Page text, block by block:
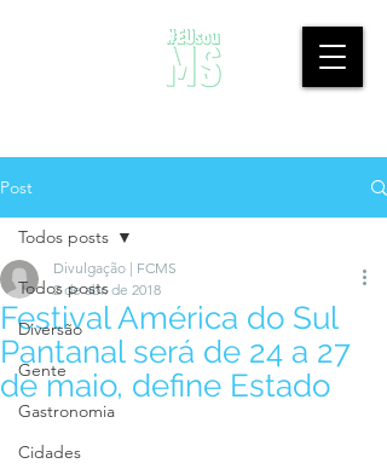
Post
Todos posts
Diversão
Gente
Gastronomia
Cidades
Todos posts
Festival América do Sul
Pantanal será de 24 a 27
de maio, define Estado
Divulgação | FCMS
2 de abr. de 2018